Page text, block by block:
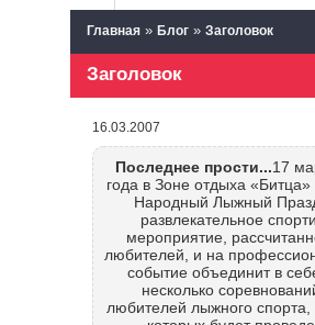
Главная » Блог » Заголовок
Заголовок
16.03.2007
Последнее прости...17
года в Зоне отдыха «Битца»
Народный Лыжный
развлекательное
мероприятие,
любителей, и на
событие объединит в
несколько
любителей лыжного спорта,